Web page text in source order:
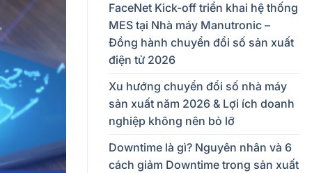
FaceNet Kick-off triển khai hệ thống
MES tại Nhà máy Manutronic –
Đồng hành chuyển đổi số sản xuất
điện tử 2026
Xu hướng chuyển đổi số nhà máy
sản xuất năm 2026 & Lợi ích doanh
nghiệp không nên bỏ lỡ
Downtime là gì? Nguyên nhân và 6
cách giảm Downtime trong sản xuất